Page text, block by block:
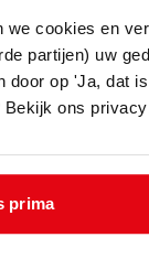
we cookies en
partijen) uw
door op 'Ja, dat
Bekijk ons
prima